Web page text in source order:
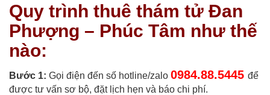
Quy trình thuê thám tử Đan
Phượng – Phúc Tâm như thế
nào:
Bước 1: Gọi điện đến số hotline/zalo 0984.88.5445 để
được tư vấn sơ bộ, đặt lịch hẹn và báo chi phí.